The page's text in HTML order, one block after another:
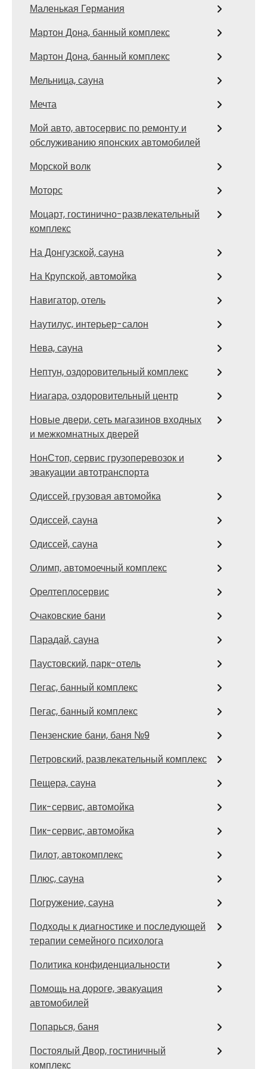
Маленькая Германия
Мартон Дона, банный комплекс
Мартон Дона, банный комплекс
Мельница, сауна
Мечта
Мой авто, автосервис по ремонту и
обслуживанию японских автомобилей
Морской волк
Моторс
Моцарт, гостинично-развлекательный
комплекс
На Донгузской, сауна
На Крупской, автомойка
Навигатор, отель
Наутилус, интерьер-салон
Нева, сауна
Нептун, оздоровительный комплекс
Ниагара, оздоровительный центр
Новые двери, сеть магазинов входных
и межкомнатных дверей
НонСтоп, сервис грузоперевозок и
эвакуации автотранспорта
Одиссей, грузовая автомойка
Одиссей, сауна
Одиссей, сауна
Олимп, автомоечный комплекс
Орелтеплосервис
Очаковские бани
Парадай, сауна
Паустовский, парк-отель
Пегас, банный комплекс
Пегас, банный комплекс
Пензенские бани, баня №9
Петровский, развлекательный комплекс
Пещера, сауна
Пик-сервис, автомойка
Пик-сервис, автомойка
Пилот, автокомплекс
Плюс, сауна
Погружение, сауна
Подходы к диагностике и последующей
терапии семейного психолога
Политика конфиденциальности
Помощь на дороге, эвакуация
автомобилей
Попарься, баня
Постоялый Двор, гостиничный
комплекс